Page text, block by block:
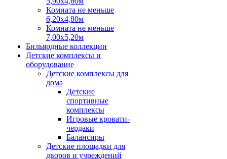
Комната не меньше
6,20х4,80м
Комната не меньше
7,00х5,20м
Бильярдные коллекции
Детские комплексы и
оборудование
Детские комплексы для
дома
Детские
спортивные
комплексы
Игровые кровати-
чердаки
Балансиры
Детские площадки для
дворов и учреждений